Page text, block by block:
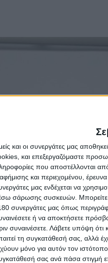
και οι συνεργάτες μας
και επεξεργαζόμαστε
που αποστέλλονται από
και περιεχομένου,
μας ενδέχεται να
σάρωσης συσκευών. Μπορείτε
συνεργάτες μας όπως
ή να αποκτήσετε
συναινέσετε. Λάβετε υπόψη ότι
τη συγκατάθεσή σας, αλλά
μόνο για αυτόν τον
σας ανά πάσα στιγμή